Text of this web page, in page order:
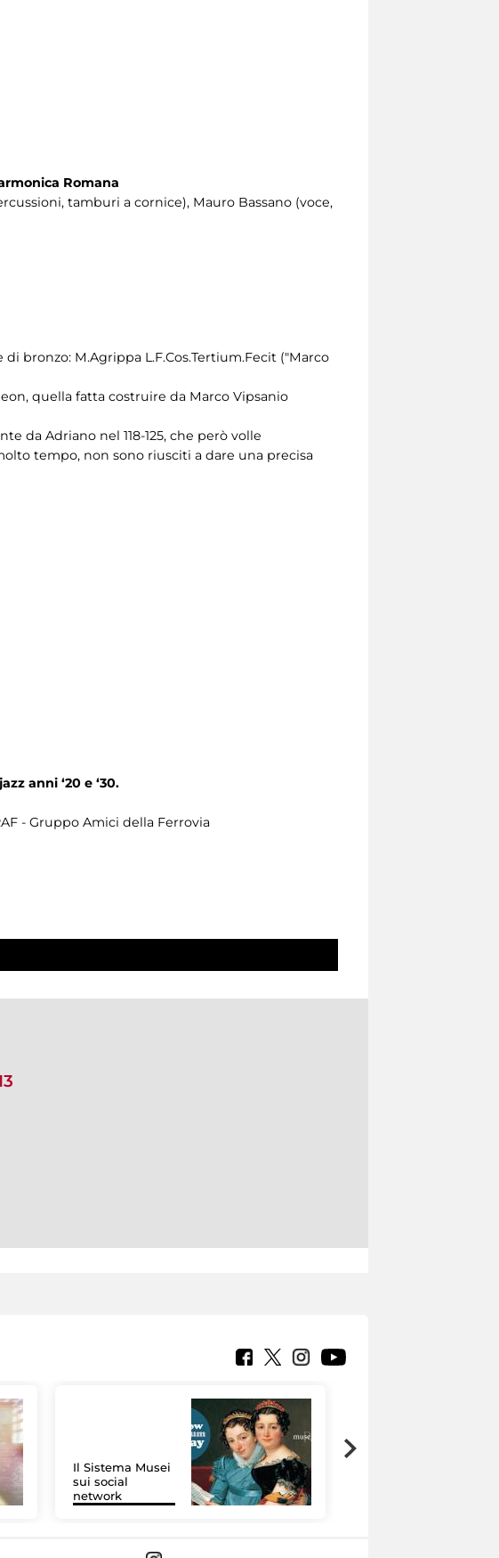
Romana
tamburi a cornice), Mauro Bassano (voce,
bronzo: M.Agrippa L.F.Cos.Tertium.Fecit ("Marco
quella fatta costruire da Marco Vipsanio
da Adriano nel 118-125, che però volle
tempo, non sono riusciti a dare una precisa
anni ‘20 e ‘30.
- Gruppo Amici della Ferrovia
Il Sistema Musei
sui social
network